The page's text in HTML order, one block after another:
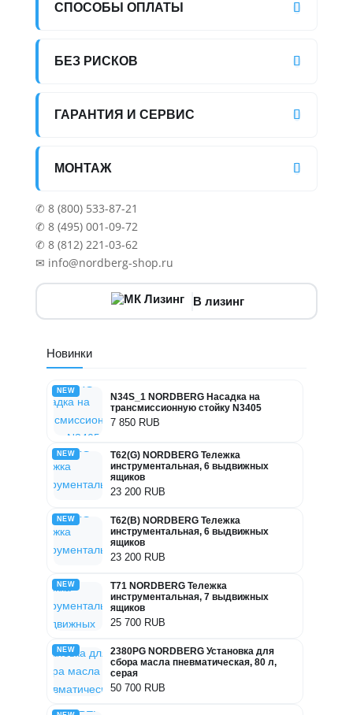
СПОСОБЫ ОПЛАТЫ
БЕЗ РИСКОВ
ГАРАНТИЯ И СЕРВИС
МОНТАЖ
✆ 8 (800) 533-87-21
✆ 8 (495) 001-09-72
✆ 8 (812) 221-03-62
✉ info@nordberg-shop.ru
В лизинг
Новинки
NEW
N34S_1 NORDBERG Насадка на
трансмиссионную стойку N3405
7 850 RUB
NEW
T62(G) NORDBERG Тележка
инструментальная, 6 выдвижных
ящиков
23 200 RUB
NEW
T62(B) NORDBERG Тележка
инструментальная, 6 выдвижных
ящиков
23 200 RUB
NEW
T71 NORDBERG Тележка
инструментальная, 7 выдвижных
ящиков
25 700 RUB
NEW
2380PG NORDBERG Установка для
сбора масла пневматическая, 80 л,
серая
50 700 RUB